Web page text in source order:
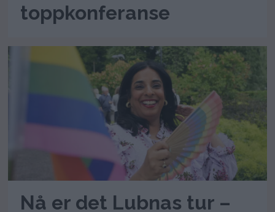
toppkonferanse
Nå er det Lubnas tur –